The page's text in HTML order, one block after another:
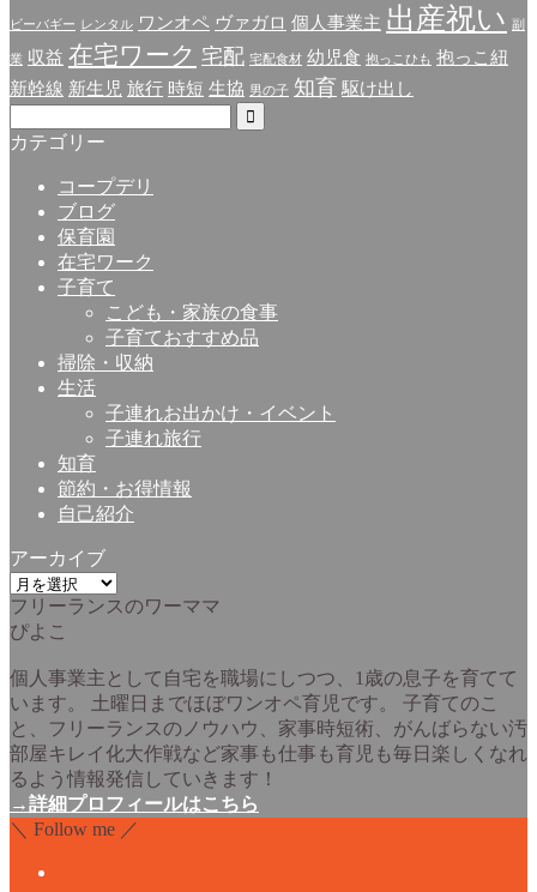
ビーバギー レンタル ワンオペ ヴァガロ 個人事業主 出産祝い 副
業 収益 在宅ワーク 宅配 宅配食材 幼児食 抱っこひも 抱っこ紐
新幹線 新生児 旅行 時短 生協 男の子 知育 駆け出し
カテゴリー
コープデリ
ブログ
保育園
在宅ワーク
子育て
こども・家族の食事
子育ておすすめ品
掃除・収納
生活
子連れお出かけ・イベント
子連れ旅行
知育
節約・お得情報
自己紹介
アーカイブ
ア
ー
カ
ブ
フリーランスのワーママ
ぴよこ
個人事業主として自宅を職場にしつつ、1歳の息子を育てて
います。 土曜日までほぼワンオペ育児です。 子育てのこ
と、フリーランスのノウハウ、家事時短術、がんばらない汚
部屋キレイ化大作戦など家事も仕事も育児も毎日楽しくなれ
るよう情報発信していきます！
→詳細プロフィールはこちら
＼ Follow me ／